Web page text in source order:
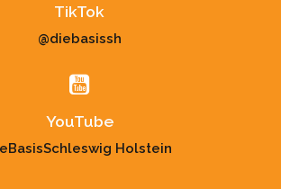
TikTok
@diebasissh
YouTube
Holstein